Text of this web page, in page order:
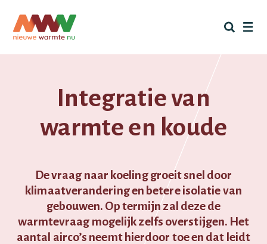
content
Integratie van
warmte en koude
De vraag naar koeling groeit snel door
klimaatverandering en betere isolatie van
gebouwen. Op termijn zal deze de
warmtevraag mogelijk zelfs overstijgen. Het
aantal airco’s neemt hierdoor toe en dat leidt